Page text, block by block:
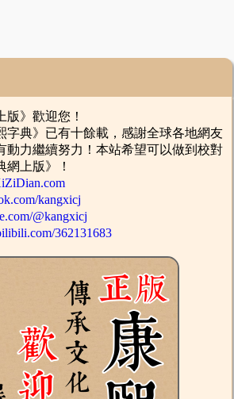
》歡迎您！
典》已有十餘載，感謝全球各地網友
動力繼續努力！本站希望可以做到校對
網上版》！
kangxicj
@kangxicj
362131683